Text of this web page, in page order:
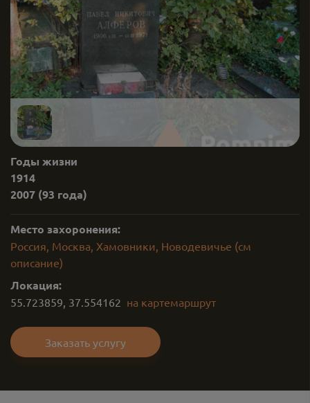
Годы жизни
1914
2007 (93 года)
Место захоронения:
Россия, Москва, Хамовники, Новодевичье (см
описание)
Локация:
55.723859, 37.554162 на картемаршрут
Заказать услугу